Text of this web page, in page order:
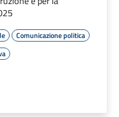
Comunicazione politica